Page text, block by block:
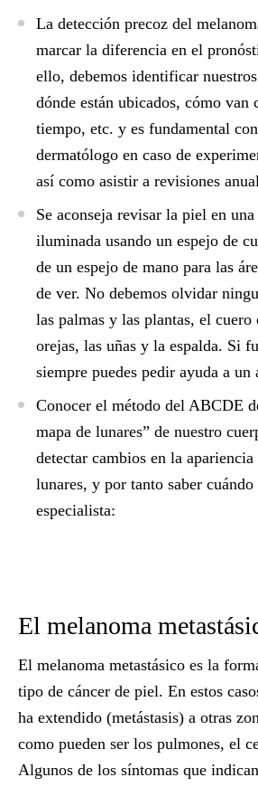
La detección precoz del
marcar la diferencia en el
ello, debemos identificar nuestros
dónde están ubicados, cómo van
tiempo, etc. y es fundamental
dermatólogo en caso de
así como asistir a revisiones
Se aconseja revisar la piel en
iluminada usando un espejo de
de un espejo de mano para las
de ver. No debemos olvidar
las palmas y las plantas, el cuero
orejas, las uñas y la espalda. Si
siempre puedes pedir ayuda a
Conocer el método del ABCDE
mapa de lunares” de nuestro
detectar cambios en la
lunares, y por tanto saber
especialista:
El melanoma
El melanoma metastásico es la
tipo de cáncer de piel. En estos
ha extendido (metástasis) a otras
como pueden ser los pulmones, el
Algunos de los síntomas que